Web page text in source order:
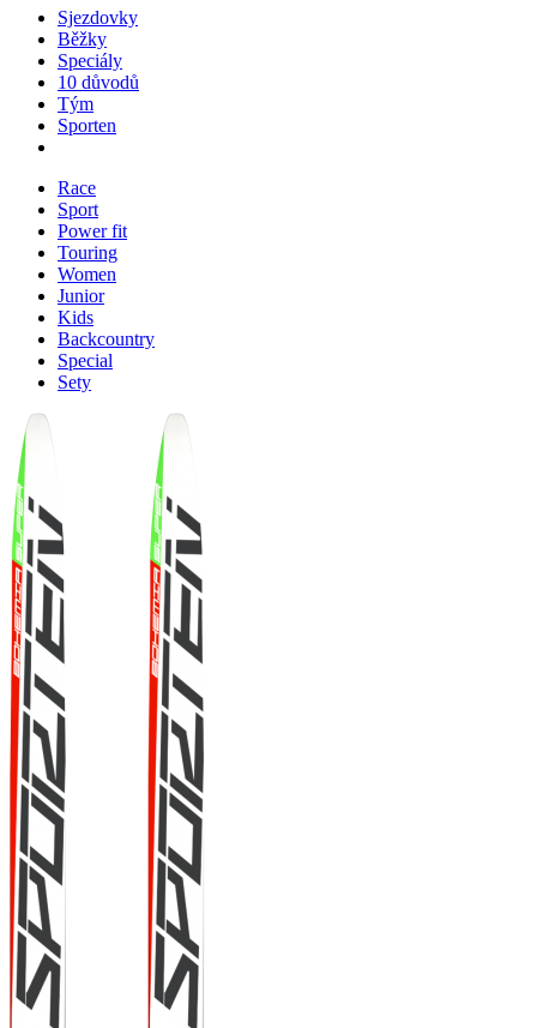
Sjezdovky
Běžky
Speciály
10 důvodů
Tým
Sporten
Race
Sport
Power fit
Touring
Women
Junior
Kids
Backcountry
Special
Sety